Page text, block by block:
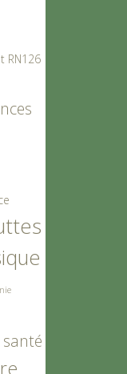
RN126
santé